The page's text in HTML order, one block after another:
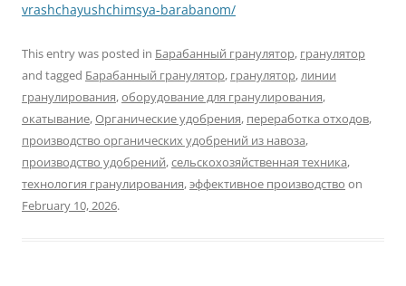
vrashchayushchimsya-barabanom/
This entry was posted in Барабанный гранулятор, гранулятор
and tagged Барабанный гранулятор, гранулятор,линии
гранулирования,оборудование для гранулирования,
окатывание,Органические удобрения, переработка отходов,
производство органических удобрений из навоза,
производство удобрений,сельскохозяйственная техника,
технология гранулирования,эффективное производство on
February 10, 2026.